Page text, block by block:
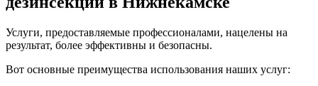
Услуги, предоставляемые профессионалами, нацелены на
результат, более эффективны и безопасны.
Вот основные преимущества использования наших услуг: